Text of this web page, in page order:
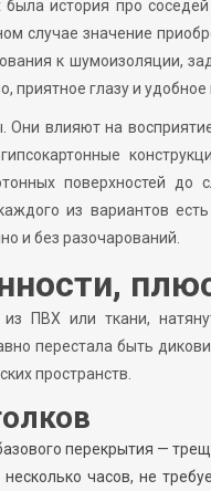
история про
случае значение
к шумоизоляции,
приятное глазу и удобное
влияют на
поверхностей до
из вариантов
и без разочарований.
ПВХ или ткани,
перестала быть
пространств.
перекрытия —
часов, не